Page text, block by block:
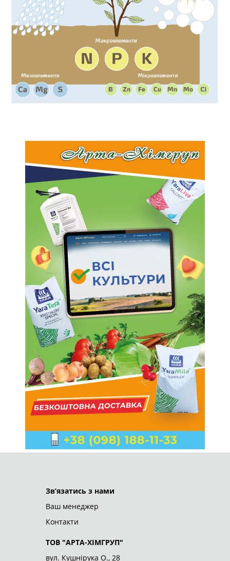
ТОВ "АРТА-ХІМГРУП"© 2026
Зв’язатись з нами
Ваш менеджер
Контакти
ТОВ "АРТА-ХІМГРУП"
вул. Кушнірука О., 28